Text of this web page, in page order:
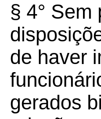
§ 4°
de haver
gerados